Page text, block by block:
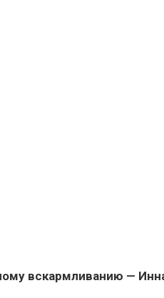
вскармливанию —